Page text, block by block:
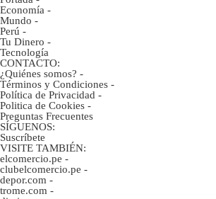
Economía -
Mundo -
Perú -
Tu Dinero -
Tecnología
CONTACTO:
¿Quiénes somos? -
Términos y Condiciones -
Política de Privacidad -
Politica de Cookies -
Preguntas Frecuentes
SÍGUENOS:
Suscríbete
VISITE TAMBIÉN:
elcomercio.pe -
clubelcomercio.pe -
depor.com -
trome.com -